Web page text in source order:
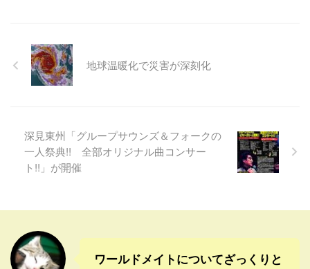
ことが多い気がするけど。 今
回の守 ...
ど(￣□￣;) ということはどっち
も強烈だったのかな。(￣ウ￣;)
うっ・・ とにかく終わった
しても今いるワールドメイト
会員って、恵まれてるよね、
ほんとに。 こんな祈祷会に毎
ないけど、まだ星差し替えは
免因もまだも ...
日の中継は、見はじめるとや
@TeamUSA | @USAGolf
pic.twitter.com/fxqtFyEoDf—
Olympic Golf (@OlympicGol ...
地球温暖化で災害が深刻化
深見東州「グループサウンズ＆フォークの
一人祭典!! 全部オリジナル曲コンサー
ト!!」が開催
ワールドメイトについてざっくりと